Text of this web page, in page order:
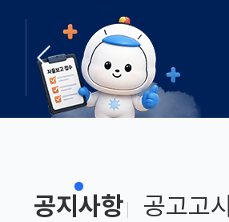
공지사항 공고고시